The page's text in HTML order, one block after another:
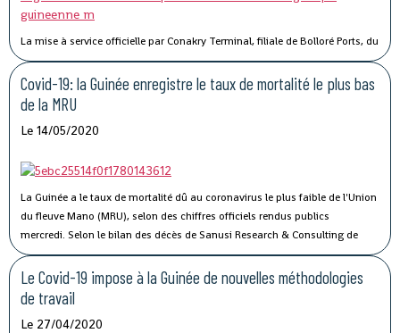
La mise à service officielle par Conakry Terminal, filiale de Bolloré Ports, du
port sec de Kagbelen, permettra « l’amélioration des performances et la
compétitivité du Port Autonome de Conakry ».« Le développement du port
sec de Kagbelen répond au double défi de la gestion optimale des espaces
de stockage du terminal à conteneurs et de la célérité des services de
livraison des véhicules. En complément des nouveaux portiques de parc
permettra l’amélioration des performances et la compétitivité du Port
Autonome de Conakry, », a déclaré Madame Traoré Tahirou Barry,
Directrice générale de Conakry Terminal.
Covid-19: la Guinée enregistre le taux de mortalité le plus bas
de la MRU
Le 14/05/2020
La Guinée a le taux de mortalité dû au coronavirus le plus faible de l'Union
du fleuve Mano (MRU), selon des chiffres officiels rendus publics
mercredi. Selon le bilan des décès de Sanusi Research & Consulting de
l’Union, qui regroupe la Côte d’Ivoire, la Guinée, le Libéria et la Sierra Leone,
73 personnes ont succombé au Covid-19.
Le Covid-19 impose à la Guinée de nouvelles méthodologies
de travail
Le 27/04/2020